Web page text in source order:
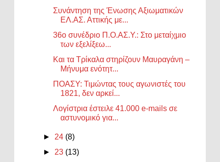
Συνάντηση της Ένωσης Αξιωματικών
ΕΛ.ΑΣ. Αττικής με...
36ο συνέδριο Π.Ο.ΑΣ.Υ.: Στο μεταίχμιο
των εξελίξεω...
Και τα Τρίκαλα στηρίζουν Μαυραγάνη –
Μήνυμα ενότητ...
ΠΟΑΣΥ: Τιμώντας τους αγωνιστές του
1821, δεν αρκεί...
Λογίστρια έστειλε 41.000 e-mails σε
αστυνομικό για...
► 24 (8)
► 23 (13)